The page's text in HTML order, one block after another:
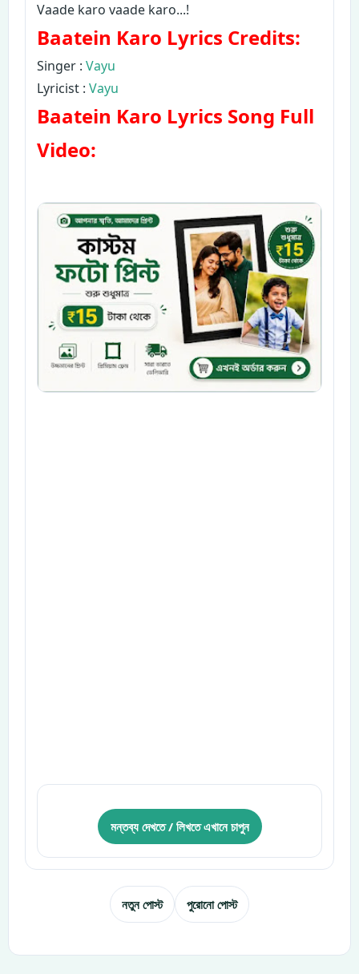
Vaade karo vaade karo...!
Baatein Karo Lyrics Credits:
Singer : Vayu
Lyricist : Vayu
Baatein Karo Lyrics Song Full
Video:
মন্তব্য দেখতে / লিখতে এখানে চাপুন
নতুন পোস্ট পুরোনো পোস্ট